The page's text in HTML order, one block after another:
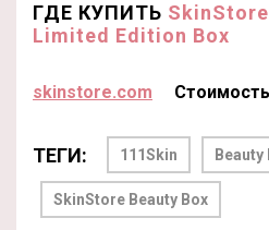
ГДЕ КУПИТЬ SkinStore
Limited Edition Box
skinstore.com
ТЕГИ: 111Skin Beauty
SkinStore Beauty Box